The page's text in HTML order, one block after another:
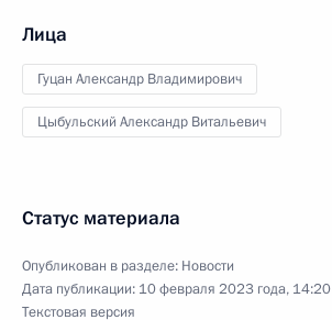
Лица
Гуцан Александр Владимирович
Цыбульский Александр Витальевич
Статус материала
Опубликован в разделе: Новости
Дата публикации: 10 февраля 2023 года, 14:20
Текстовая версия